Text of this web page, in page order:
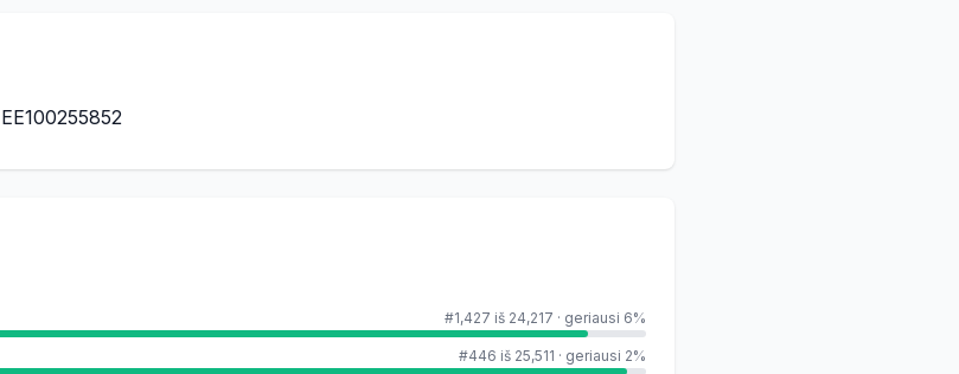
EE100255852
#1,427 iš 24,217 · geriausi 6%
#446 iš 25,511 · geriausi 2%